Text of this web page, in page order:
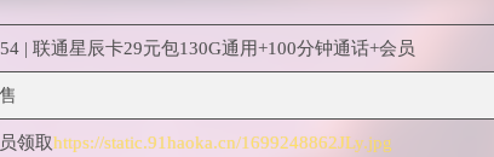
| 联通星辰卡29元包130G通用+100分钟通话+会员
领取https://static.91haoka.cn/1699248862JLy.jpg